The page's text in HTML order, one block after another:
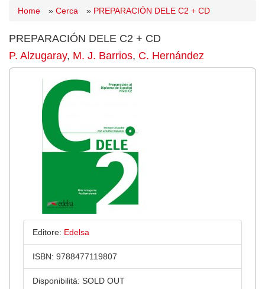
Home » Cerca » PREPARACIÓN DELE C2 + CD
PREPARACIÓN DELE C2 + CD
P. Alzugaray, M. J. Barrios, C. Hernández
Editore: Edelsa
ISBN: 9788477119807
Disponibilità: SOLD OUT